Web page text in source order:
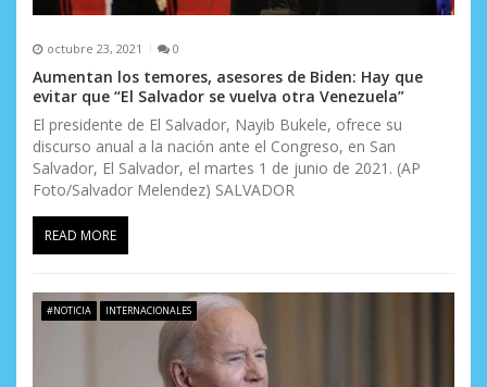
s
octubre 23, 2021 0
Aumentan los temores, asesores de Biden: Hay que
evitar que “El Salvador se vuelva otra Venezuela”
El presidente de El Salvador, Nayib Bukele, ofrece su
discurso anual a la nación ante el Congreso, en San
Salvador, El Salvador, el martes 1 de junio de 2021. (AP
Foto/Salvador Melendez) SALVADOR
READ MORE
#NOTICIA INTERNACIONALES